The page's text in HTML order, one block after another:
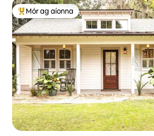
An-mhór ag aíonna
Mór ag aíonna